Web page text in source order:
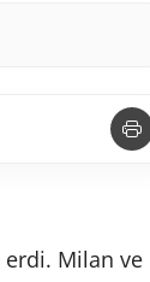
erdi. Milan ve